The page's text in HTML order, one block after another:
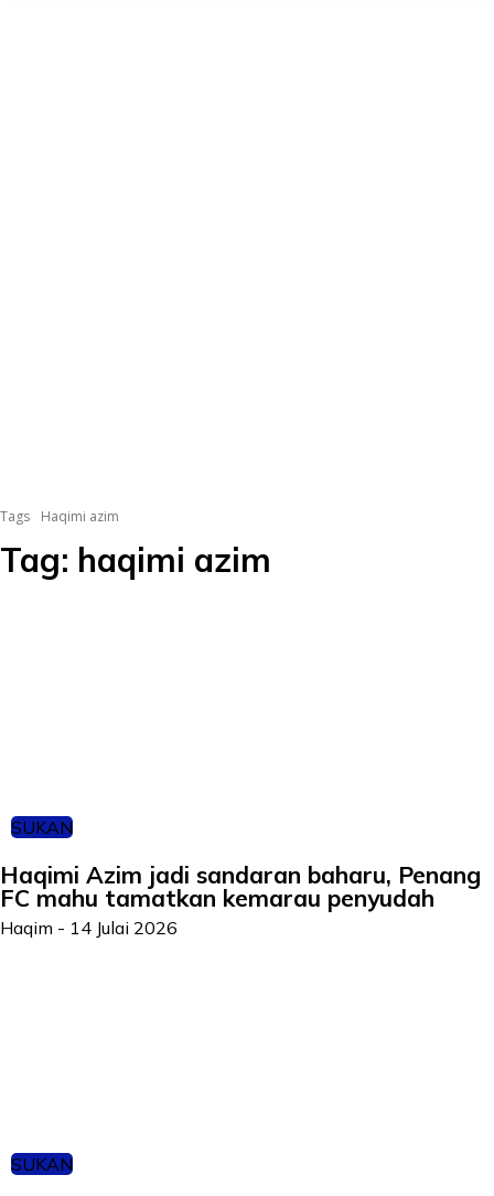
Tags Haqimi azim
Tag: haqimi azim
SUKAN
Haqimi Azim jadi sandaran baharu, Penang
FC mahu tamatkan kemarau penyudah
Haqim - 14 Julai 2026
SUKAN